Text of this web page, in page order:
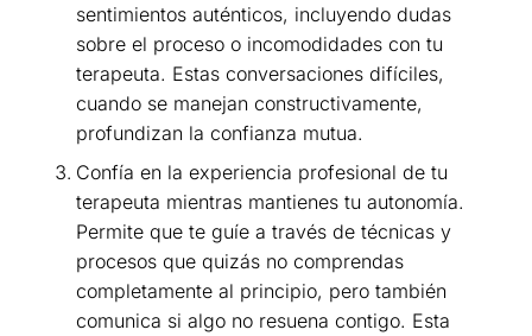
sentimientos auténticos, incluyendo dudas
sobre el proceso o incomodidades con tu
terapeuta. Estas conversaciones difíciles,
cuando se manejan constructivamente,
profundizan la confianza mutua.
Confía en la experiencia profesional de tu
terapeuta mientras mantienes tu autonomía.
Permite que te guíe a través de técnicas y
procesos que quizás no comprendas
completamente al principio, pero también
comunica si algo no resuena contigo. Esta